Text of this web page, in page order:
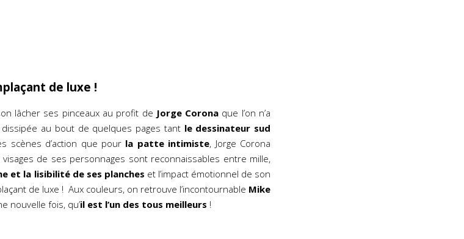
de luxe !
lâcher ses pinceaux au profit de Jorge Corona que l’on n’a
au bout de quelques pages tantle dessinateur sud
scènes d’action que pour la patte intimiste, Jorge Corona
visages de ses personnages sont reconnaissables entre mille,
et la lisibilité de ses planches et l’impact émotionnel de son
de luxe ! Aux couleurs, on retrouve l’incontournable Mike
nouvelle fois, qu’il est l’un des tous meilleurs !